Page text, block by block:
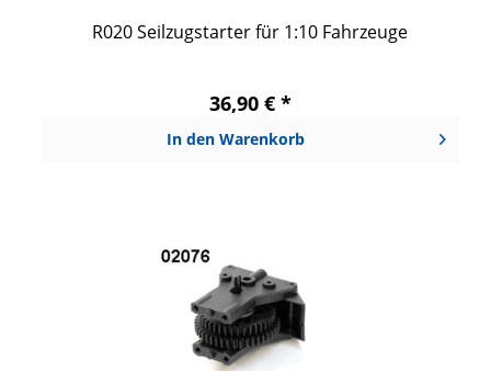
R020 Seilzugstarter für 1:10 Fahrzeuge
36,90 € *
In den Warenkorb